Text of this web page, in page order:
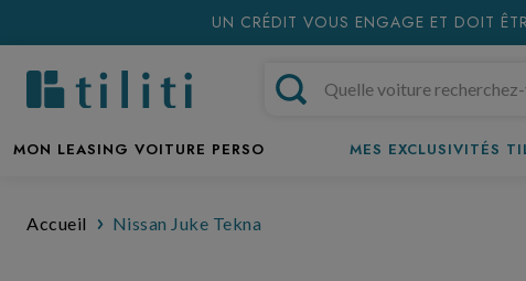
UN CRÉDIT VOUS ENGAGE ET DOIT
MON LEASING VOITURE PERSO MES EXCLUSIVITÉS
Accueil Nissan Juke Tekna